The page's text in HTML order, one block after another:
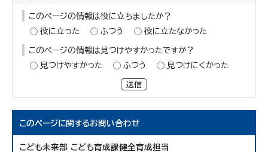
このページの情報は役に立ちましたか？
役に立った
ふつう 役に立たなかった
このページの情報は見つけやすかったですか？
見つけやすかった
ふつう 見つけにくかった
送信
このページに関するお問い合わせ
こども未来部 こども育成課健全育成担当